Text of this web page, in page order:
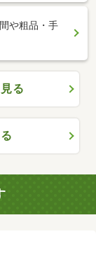
や粗品・手
る